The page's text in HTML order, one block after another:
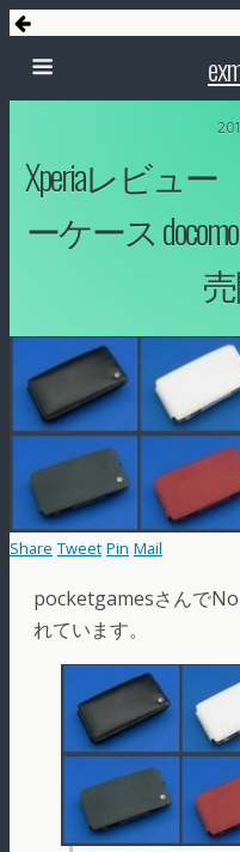
Xperiaレビュ
ーケース
Share Tweet Pin Mail
pocketgamesさんで
れています。